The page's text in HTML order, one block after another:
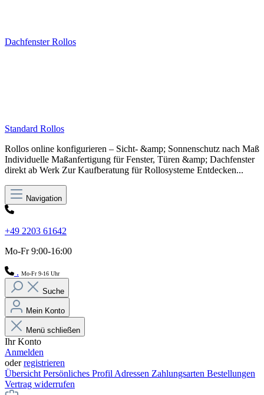
Dachfenster Rollos
Standard Rollos
Rollos online konfigurieren – Sicht- &amp; Sonnenschutz nach Maß
Individuelle Maßanfertigung für Fenster, Türen &amp; Dachfenster
direkt ab Werk Zur Kaufberatung für Rollosysteme Entdecken...
Navigation
+49 2203 61642
Mo-Fr 9:00-16:00
. Mo-Fr 9-16 Uhr
Suche
Mein Konto
Menü schließen
Ihr Konto
Anmelden
oderregistrieren
Übersicht Persönliches Profil Adressen Zahlungsarten Bestellungen
Vertrag widerrufen